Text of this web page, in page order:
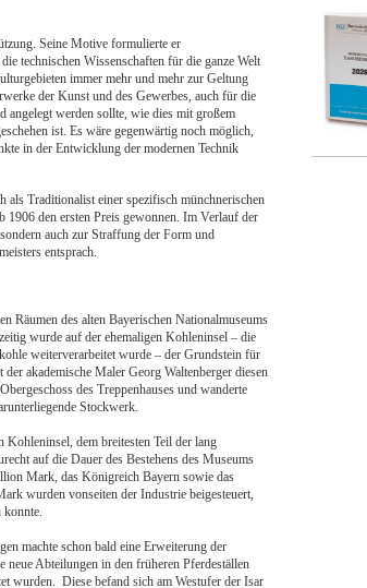
Seine Motive formulierte er
technischen Wissenschaften für die ganze Welt
immer mehr und mehr zur Geltung
der Kunst und des Gewerbes, auch für die
angelegt werden sollte, wie dies mit großem
ist. Es wäre gegenwärtig noch möglich,
in der Entwicklung der modernen Technik
Traditionalist einer spezifisch münchnerischen
1906 den ersten Preis gewonnen. Im Verlauf der
auch zur Straffung der Form und
entsprach.
Räumen des alten Bayerischen Nationalmuseums
wurde auf der ehemaligen Kohleninsel – die
weiterverarbeitet wurde – der Grundstein für
akademische Maler Georg Waltenberger diesen
des Treppenhauses und wanderte
Stockwerk.
dem breitesten Teil der lang
auf die Dauer des Bestehens des Museums
Mark, das Königreich Bayern sowie das
wurden vonseiten der Industrie beigesteuert,
konnte.
machte schon bald eine Erweiterung der
neue Abteilungen in den früheren Pferdeställen
wurden. Diese befand sich am Westufer der Isar